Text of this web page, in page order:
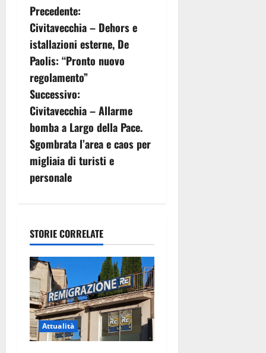
N
a
v
i
g
a
z
i
n
e
a
r
t
Precedente:
Civitavecchia – Dehors e
istallazioni esterne, De
Paolis: “Pronto nuovo
regolamento”
Successivo:
Civitavecchia – Allarme
bomba a Largo della Pace.
Sgombrata l’area e caos per
migliaia di turisti e
personale
STORIE CORRELATE
Attualità